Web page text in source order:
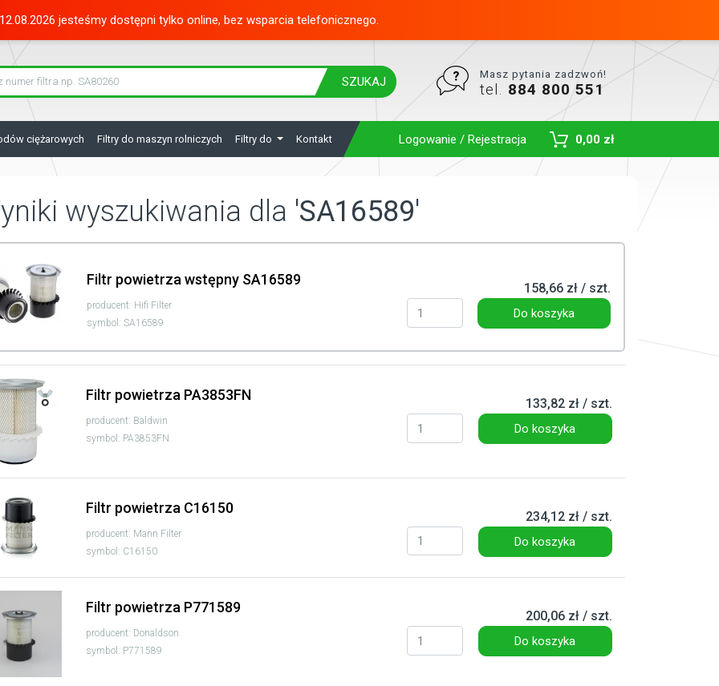
jesteśmy dostępni tylko online, bez wsparcia telefonicznego.
SZUKAJ
Masz pytania zadzwoń!
tel. 884 800 551
ciężarowych Filtry do maszyn rolniczych Filtry do Kontakt Logowanie / Rejestracja 0,00 zł
wyszukiwania dla 'SA16589'
Filtr powietrza wstępny SA16589
producent: Hifi Filter
symbol: SA16589
158,66 zł / szt.
Do koszyka
Filtr powietrza PA3853FN
producent: Baldwin
symbol: PA3853FN
133,82 zł / szt.
Do koszyka
Filtr powietrza C16150
producent: Mann Filter
symbol: C16150
234,12 zł / szt.
Do koszyka
Filtr powietrza P771589
producent: Donaldson
symbol: P771589
200,06 zł / szt.
Do koszyka